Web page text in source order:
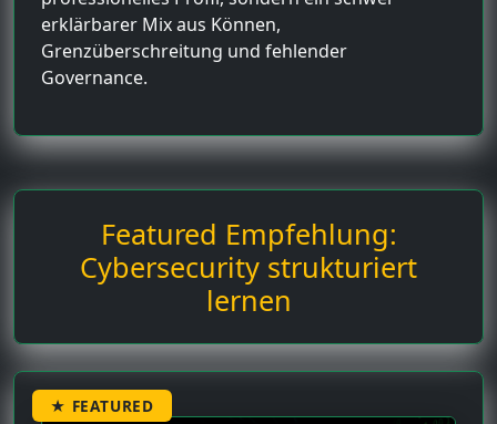
erklärbarer Mix aus Können,
Grenzüberschreitung und fehlender
Governance.
Featured Empfehlung:
Cybersecurity strukturiert
lernen
★ FEATURED